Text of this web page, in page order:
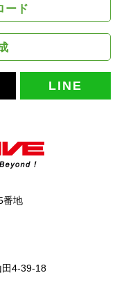
ード
LINE
番地
田4-39-18